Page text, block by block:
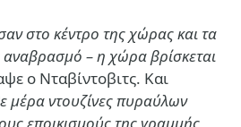
στο κέντρο της χώρας και τα
αναβρασμό – η χώρα βρίσκεται
ο Νταβίντοβιτς. Και
μέρα ντουζίνες πυραύλων